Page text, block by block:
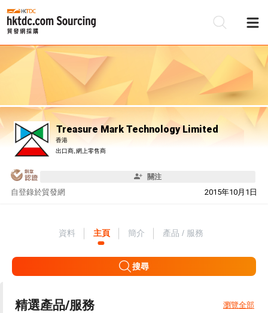
Treasure Mark Technology Limited
香港
出口商, 網上零售商
關注
自 2015年10月1日
登錄於貿發網
資料 主頁 簡介 產品 / 服務
搜尋
精選產品/服務 瀏覽全部